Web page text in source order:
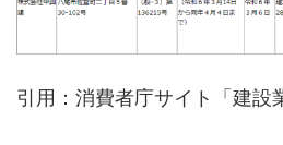
引用：消費者庁サイト「建設